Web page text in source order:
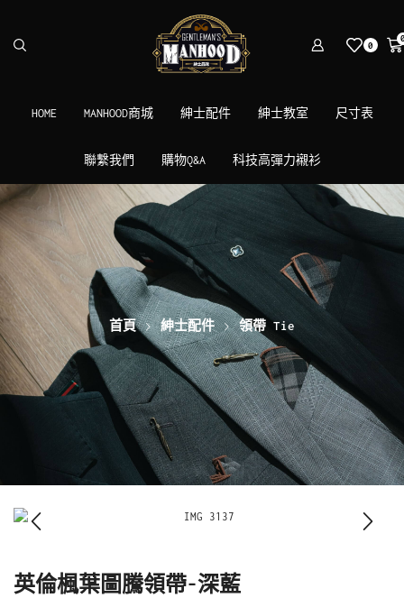
0
HOME MANHOOD商城 紳士配件 紳士教室 尺寸表
聯繫我們 購物Q&A 科技高彈力襯衫
首頁 紳士配件 領帶 Tie
英倫楓葉圖騰領帶-深藍